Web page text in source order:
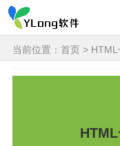
当前位置： 首页 > HTML